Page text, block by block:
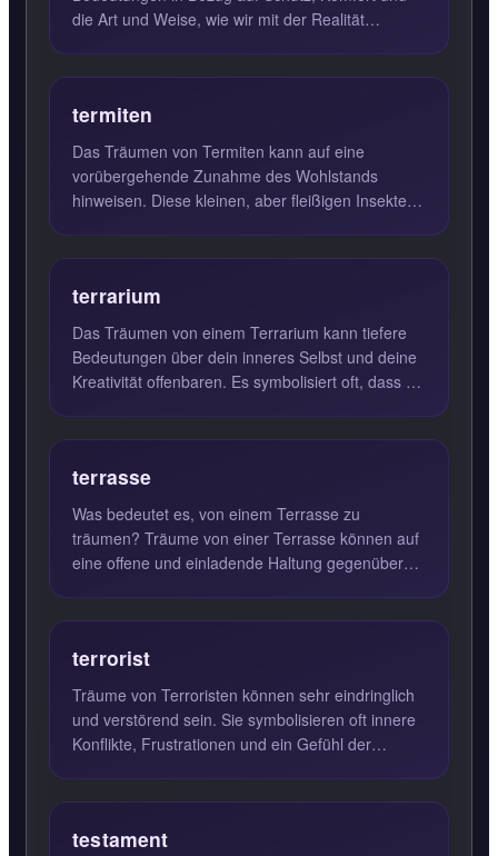
die Art und Weise, wie wir mit der Realität
termiten
Das Träumen von Termiten kann auf eine
vorübergehende Zunahme des Wohlstands
hinweisen. Diese kleinen, aber fleißigen Insekten
terrarium
Das Träumen von einem Terrarium kann tiefere
Bedeutungen über dein inneres Selbst und deine
Kreativität offenbaren. Es symbolisiert oft, dass du
terrasse
Was bedeutet es, von einem Terrasse zu
träumen? Träume von einer Terrasse können auf
eine offene und einladende Haltung gegenüber
terrorist
Träume von Terroristen können sehr eindringlich
und verstörend sein. Sie symbolisieren oft innere
Konflikte, Frustrationen und ein Gefühl der
testament